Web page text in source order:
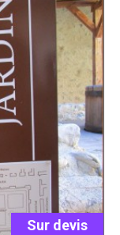
Sur devis